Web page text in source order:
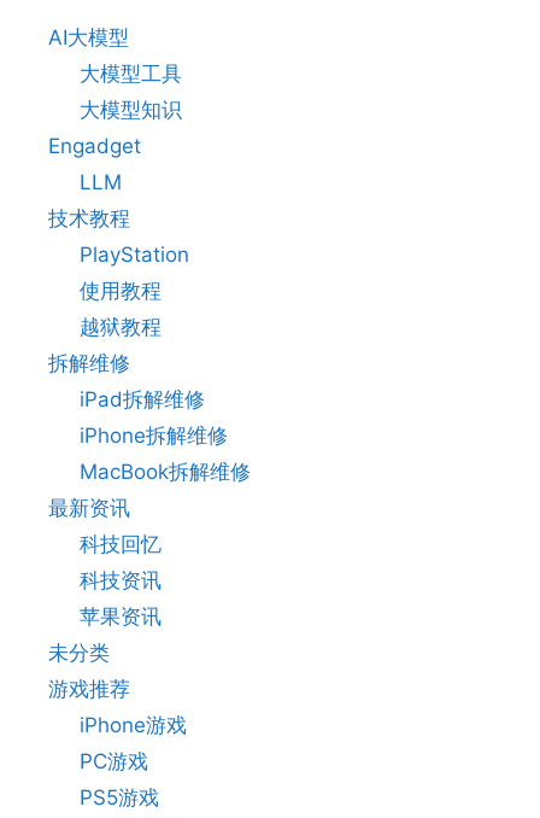
AI大模型
大模型工具
大模型知识
Engadget
LLM
技术教程
PlayStation
使用教程
越狱教程
拆解维修
iPad拆解维修
iPhone拆解维修
MacBook拆解维修
最新资讯
科技回忆
科技资讯
苹果资讯
未分类
游戏推荐
iPhone游戏
PC游戏
PS5游戏